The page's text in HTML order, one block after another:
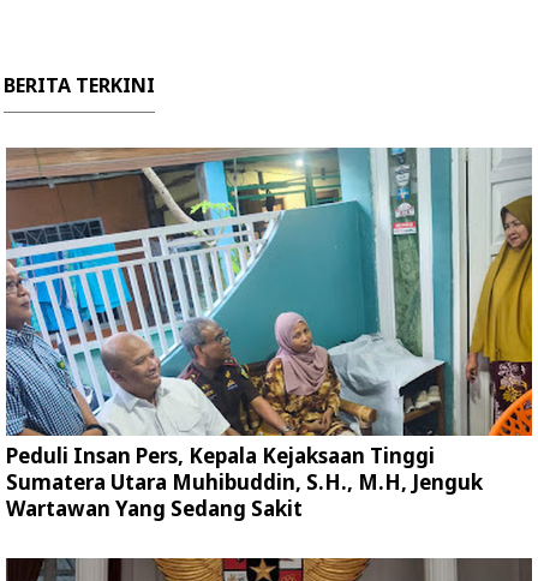
BERITA TERKINI
Peduli Insan Pers, Kepala Kejaksaan Tinggi
Sumatera Utara Muhibuddin, S.H., M.H, Jenguk
Wartawan Yang Sedang Sakit